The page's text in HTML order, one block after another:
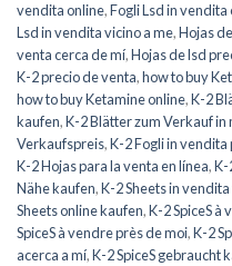
vendita online,Fogli Lsd in vendita
Lsd in vendita vicino a me,Hojas
venta cerca de mí,Hojas de lsd
K-2 precio de venta,how to buy
how to buy Ketamine online,K-2
kaufen,K-2 Blätter zum Verkauf in
Verkaufspreis,K-2 Fogli in vendita
K-2 Hojas para la venta en línea,K-
Nähe kaufen,K-2 Sheets in
Sheets online kaufen,K-2 SpiceS à
SpiceS à vendre près de moi,K-2
acerca a mí,K-2 SpiceS gebraucht